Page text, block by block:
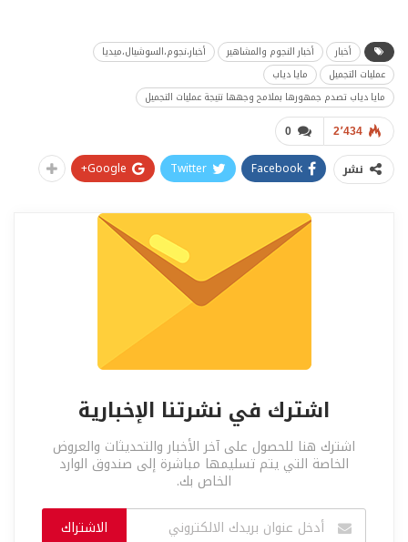
أخبار أخبار النجوم والمشاهير
أخبار،نجوم،السوشيال،ميديا
عمليات التجميل
مايا دياب
مايا دياب تصدم جمهورها بملامح وجهها نتيجة عمليات التجميل
0 2٬434
نشر Facebook
Twitter
Google+
اشترك في نشرتنا الإخبارية
اشترك هنا للحصول على آخر الأخبار والتحديثات والعروض
الخاصة التي يتم تسليمها مباشرة إلى صندوق الوارد
الخاص بك.
الاشتراك